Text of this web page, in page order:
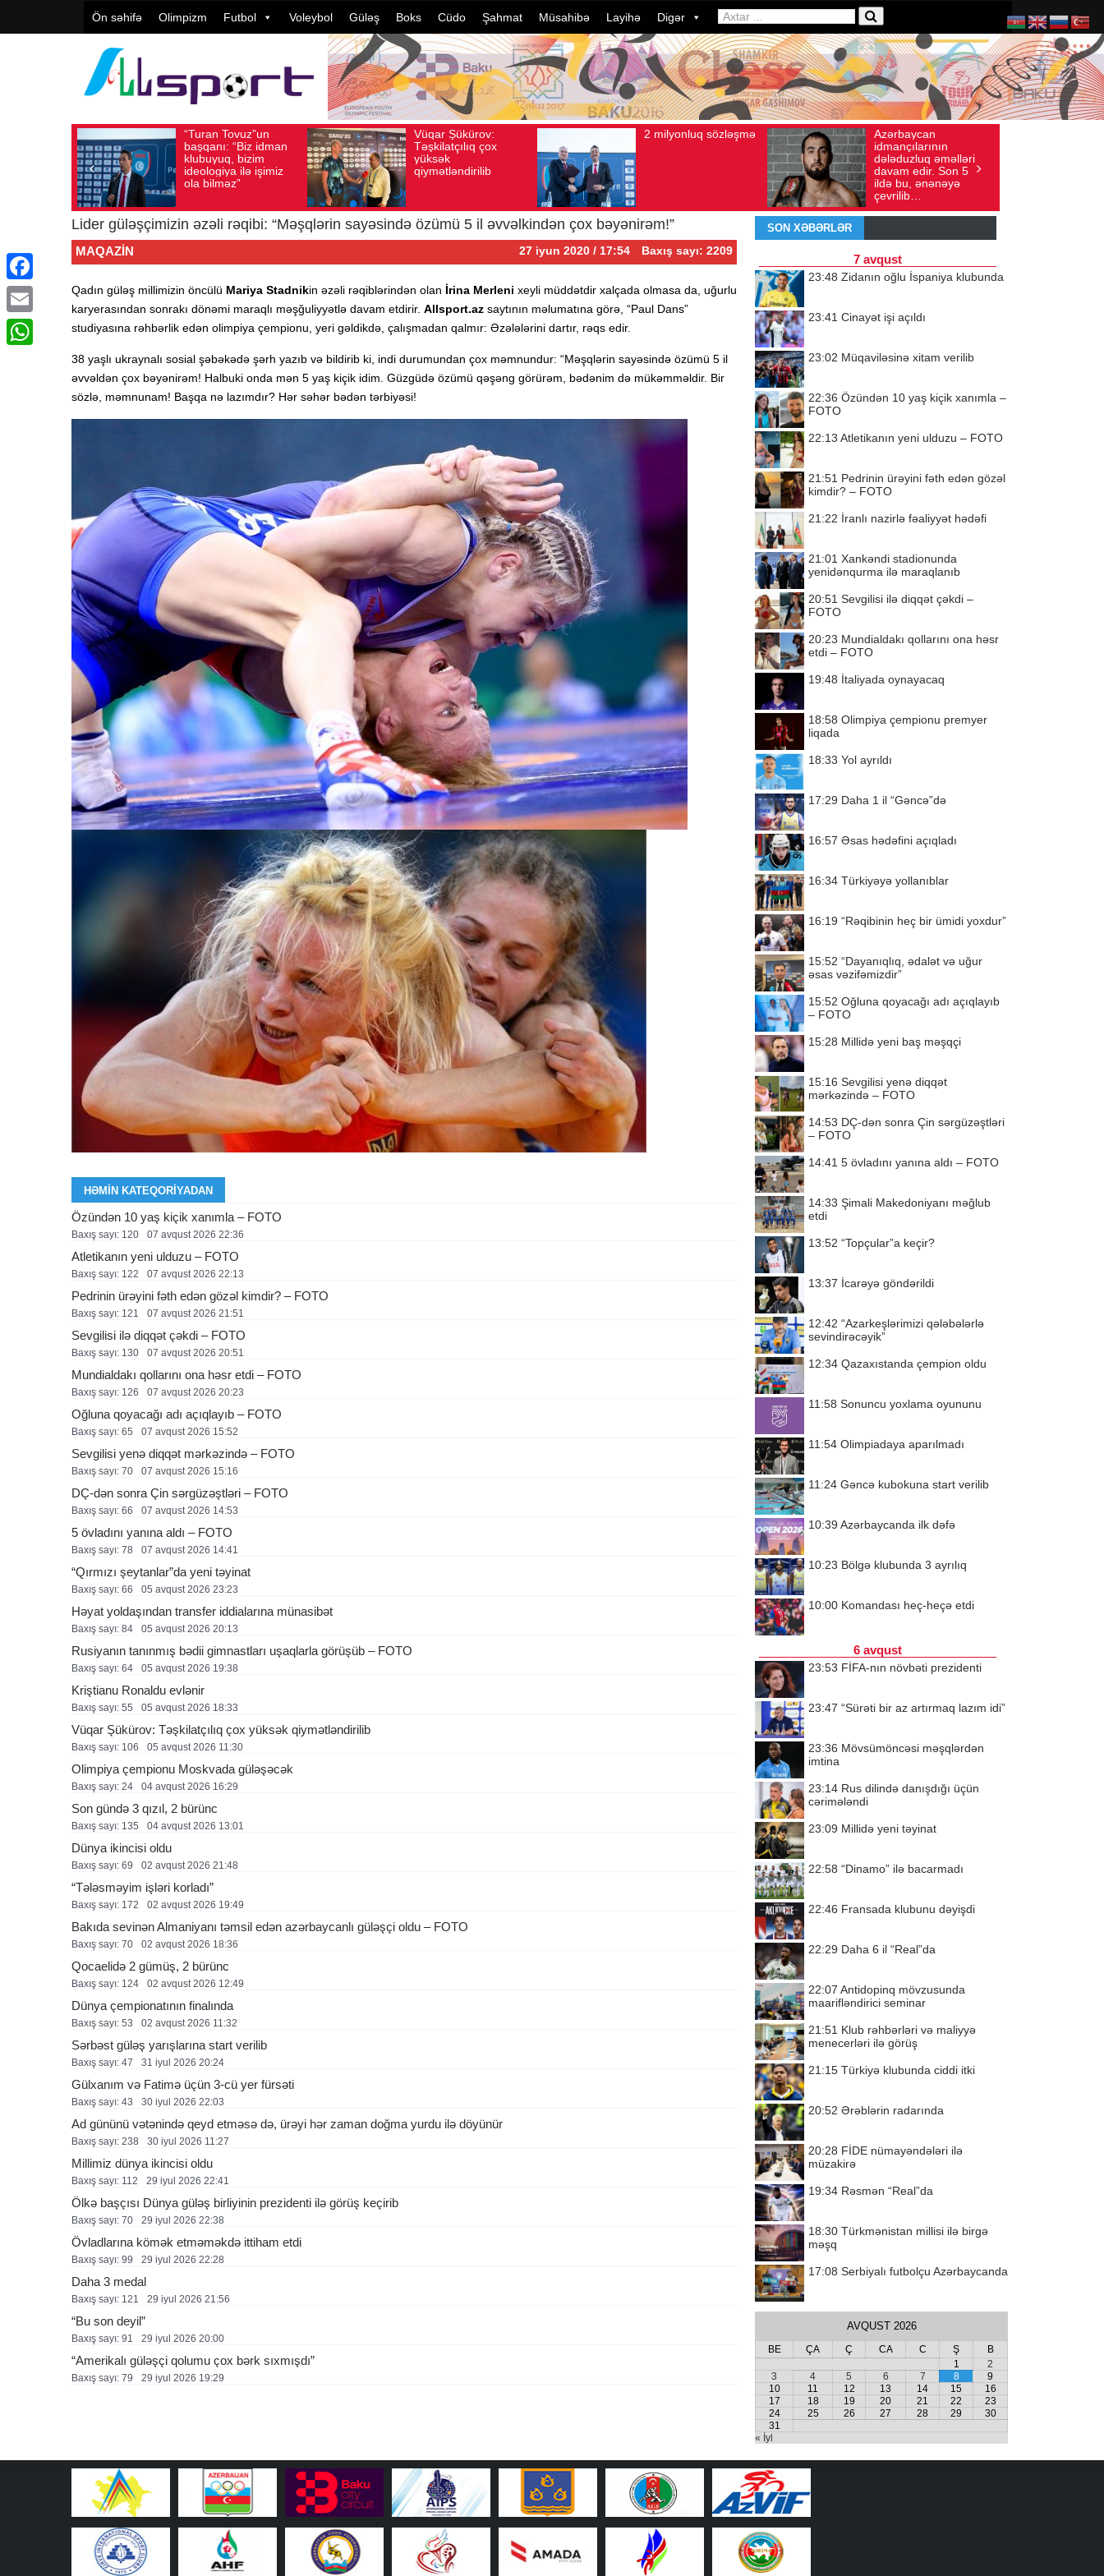
Ön səhifə Olimpizm Futbol Voleybol Güləş Boks Cüdo Şahmat Müsahibə Layihə Digər
Vüqar Şükürov:
Təşkilatçılıq çox
yüksək
qiymətləndirilib
Baxış sayı: 106
Avqust 05, 2026 2 milyonluq sözləşmə
Baxış sayı: 80
Avqust 04, 2026
Azərbaycan
Baxış sayı: 136
Avqust 04, 2026
Ad gününü vətənində
qeyd etməsə də,
ürəyi hər zaman
doğma yurdu ilə
döyünür
Baxış sayı: 238
İyul 30, 2026
Lider güləşçimizin əzəli rəqibi: “Məşqlərin sayəsində özümü 5 il əvvəlkindən çox bəyənirəm!”
MAQAZIN 27 iyun 2020 / 17:54 Baxış sayı: 2209
Qadın güləş millimizin öncülü Mariya Stadnikin əzəli rəqiblərindən olan İrina Merleni xeyli müddətdir xalçada olmasa da, uğurlu
karyerasından sonrakı dönəmi maraqlı məşğuliyyətlə davam etdirir. Allsport.az saytının məlumatına görə, “Paul Dans”
studiyasına rəhbərlik edən olimpiya çempionu, yeri gəldikdə, çalışmadan qalmır: Əzələlərini dartır, rəqs edir.
38 yaşlı ukraynalı sosial şəbəkədə şərh yazıb və bildirib ki, indi durumundan çox məmnundur: “Məşqlərin sayəsində özümü 5 il
əvvəldən çox bəyənirəm! Halbuki onda mən 5 yaş kiçik idim. Güzgüdə özümü qəşəng görürəm, bədənim də mükəmməldir. Bir
sözlə, məmnunam! Başqa nə lazımdır? Hər səhər bədən tərbiyəsi!
HƏMIN KATEQORIYADAN
Özündən 10 yaş kiçik xanımla – FOTO
Baxış sayı: 120 07 avqust 2026 22:36
Atletikanın yeni ulduzu – FOTO
Baxış sayı: 122 07 avqust 2026 22:13
Pedrinin ürəyini fəth edən gözəl kimdir? – FOTO
Baxış sayı: 121 07 avqust 2026 21:51
Sevgilisi ilə diqqət çəkdi – FOTO
Baxış sayı: 130 07 avqust 2026 20:51
Mundialdakı qollarını ona həsr etdi – FOTO
Baxış sayı: 126 07 avqust 2026 20:23
Oğluna qoyacağı adı açıqlayıb – FOTO
Baxış sayı: 65 07 avqust 2026 15:52
Sevgilisi yenə diqqət mərkəzində – FOTO
Baxış sayı: 70 07 avqust 2026 15:16
DÇ-dən sonra Çin sərgüzəştləri – FOTO
Baxış sayı: 66 07 avqust 2026 14:53
5 övladını yanına aldı – FOTO
Baxış sayı: 78 07 avqust 2026 14:41
“Qırmızı şeytanlar”da yeni təyinat
Baxış sayı: 66 05 avqust 2026 23:23
Həyat yoldaşından transfer iddialarına münasibət
Baxış sayı: 84 05 avqust 2026 20:13
Rusiyanın tanınmış bədii gimnastları uşaqlarla görüşüb – FOTO
Baxış sayı: 64 05 avqust 2026 19:38
Kriştianu Ronaldu evlənir
Baxış sayı: 55 05 avqust 2026 18:33
Vüqar Şükürov: Təşkilatçılıq çox yüksək qiymətləndirilib
Baxış sayı: 106 05 avqust 2026 11:30
Olimpiya çempionu Moskvada güləşəcək
Baxış sayı: 24 04 avqust 2026 16:29
Son gündə 3 qızıl, 2 bürünc
Baxış sayı: 135 04 avqust 2026 13:01
Dünya ikincisi oldu
Baxış sayı: 69 02 avqust 2026 21:48
“Tələsməyim işləri korladı”
Baxış sayı: 172 02 avqust 2026 19:49
Bakıda sevinən Almaniyanı təmsil edən azərbaycanlı güləşçi oldu – FOTO
Baxış sayı: 70 02 avqust 2026 18:36
Qocaelidə 2 gümüş, 2 bürünc
Baxış sayı: 124 02 avqust 2026 12:49
Dünya çempionatının finalında
Baxış sayı: 53 02 avqust 2026 11:32
Sərbəst güləş yarışlarına start verilib
Baxış sayı: 47 31 i̇yul 2026 20:24
Gülxanım və Fatimə üçün 3-cü yer fürsəti
Baxış sayı: 43 30 i̇yul 2026 22:03
Ad gününü vətənində qeyd etməsə də, ürəyi hər zaman doğma yurdu ilə döyünür
Baxış sayı: 238 30 i̇yul 2026 11:27
Millimiz dünya ikincisi oldu
Baxış sayı: 112 29 i̇yul 2026 22:41
Ölkə başçısı Dünya güləş birliyinin prezidenti ilə görüş keçirib
Baxış sayı: 70 29 i̇yul 2026 22:38
Övladlarına kömək etməməkdə ittiham etdi
Baxış sayı: 99 29 i̇yul 2026 22:28
Daha 3 medal
Baxış sayı: 121 29 i̇yul 2026 21:56
“Bu son deyil”
Baxış sayı: 91 29 i̇yul 2026 20:00
“Amerikalı güləşçi qolumu çox bərk sıxmışdı”
Baxış sayı: 79 29 i̇yul 2026 19:29
SON XƏBƏRLƏR
7 avqust
23:48 Zidanın oğlu İspaniya klubunda
23:41 Cinayət işi açıldı
23:02 Müqaviləsinə xitam verilib
22:36 Özündən 10 yaş kiçik xanımla –
FOTO
22:13 Atletikanın yeni ulduzu – FOTO
21:51 Pedrinin ürəyini fəth edən gözəl
kimdir? – FOTO
21:22 İranlı nazirlə fəaliyyət hədəfi
21:01 Xankəndi stadionunda
yenidənqurma ilə maraqlanıb
20:51 Sevgilisi ilə diqqət çəkdi –
FOTO
20:23 Mundialdakı qollarını ona həsr
etdi – FOTO
19:48 İtaliyada oynayacaq
18:58 Olimpiya çempionu premyer
liqada
18:33 Yol ayrıldı
17:29 Daha 1 il “Gəncə”də
16:57 Əsas hədəfini açıqladı
16:34 Türkiyəyə yollanıblar
16:19 “Rəqibinin heç bir ümidi yoxdur”
15:52 “Dayanıqlıq, ədalət və uğur
əsas vəzifəmizdir”
15:52 Oğluna qoyacağı adı açıqlayıb
– FOTO
15:28 Millidə yeni baş məşqçi
15:16 Sevgilisi yenə diqqət
mərkəzində – FOTO
14:53 DÇ-dən sonra Çin sərgüzəştləri
– FOTO
14:41 5 övladını yanına aldı – FOTO
14:33 Şimali Makedoniyanı məğlub
etdi
13:52 “Topçular”a keçir?
13:37 İcarəyə göndərildi
12:42 “Azarkeşlərimizi qələbələrlə
sevindirəcəyik”
12:34 Qazaxıstanda çempion oldu
11:58 Sonuncu yoxlama oyununu
11:54 Olimpiadaya aparılmadı
11:24 Gəncə kubokuna start verilib
10:39 Azərbaycanda ilk dəfə
10:23 Bölgə klubunda 3 ayrılıq
10:00 Komandası heç-heçə etdi
6 avqust
23:53 FİFA-nın növbəti prezidenti
23:47 “Sürəti bir az artırmaq lazım idi”
23:36 Mövsümöncəsi məşqlərdən
imtina
23:14 Rus dilində danışdığı üçün
cərimələndi
23:09 Millidə yeni təyinat
22:58 “Dinamo” ilə bacarmadı
22:46 Fransada klubunu dəyişdi
22:29 Daha 6 il “Real”da
22:07 Antidopinq mövzusunda
maarifləndirici seminar
21:51 Klub rəhbərləri və maliyyə
menecerləri ilə görüş
21:15 Türkiyə klubunda ciddi itki
20:52 Ərəblərin radarında
20:28 FİDE nümayəndələri ilə
müzakirə
19:34 Rəsmən “Real”da
18:30 Türkmənistan millisi ilə birgə
məşq
17:08 Serbiyalı futbolçu Azərbaycanda
AVQUST 2026
BE ÇA Ç CA C Ş
B
1
2
3
4 5 6 7 8
9
10
11 12 13 14 15
16
17
18 19 20 21 22
23
24
25 26 27 28 29
30
31
« İyl
Facebook
Email